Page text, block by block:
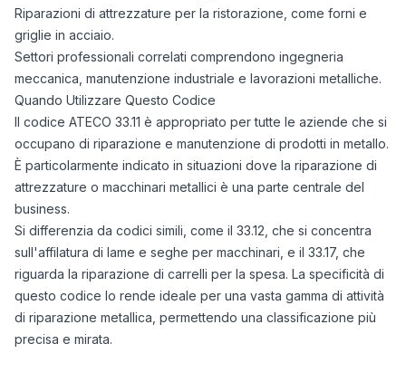
Riparazioni di attrezzature per la ristorazione, come forni e
griglie in acciaio.
Settori professionali correlati comprendono ingegneria
meccanica, manutenzione industriale e lavorazioni metalliche.
Quando Utilizzare Questo Codice
Il codice ATECO 33.11 è appropriato per tutte le aziende che si
occupano di riparazione e manutenzione di prodotti in metallo.
È particolarmente indicato in situazioni dove la riparazione di
attrezzature o macchinari metallici è una parte centrale del
business.
Si differenzia da codici simili, come il 33.12, che si concentra
sull'affilatura di lame e seghe per macchinari, e il 33.17, che
riguarda la riparazione di carrelli per la spesa. La specificità di
questo codice lo rende ideale per una vasta gamma di attività
di riparazione metallica, permettendo una classificazione più
precisa e mirata.